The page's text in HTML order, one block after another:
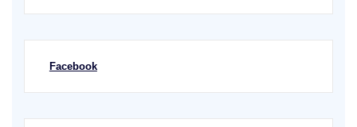
Facebook